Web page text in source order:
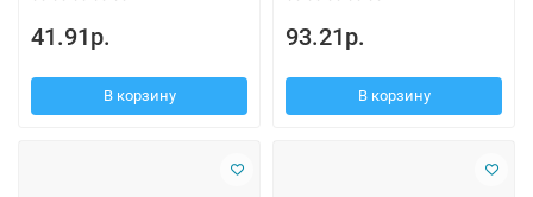
41.91р.
В корзину
93.21р.
В корзину